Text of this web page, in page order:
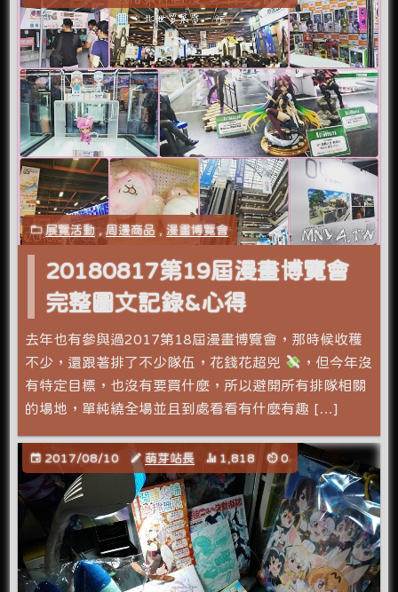
展覽活動,周邊商品 , 漫畫博覽會
20180817第19屆漫畫博覽會
完整圖文記錄&心得
去年也有參與過2017第18屆漫畫博覽會，那時候收穫
不少，還跟著排了不少隊伍，花錢花超兇
，但今年沒
有特定目標，也沒有要買什麼，所以避開所有排隊相關
的場地，單純繞全場並且到處看看有什麼有趣 […]
2017/08/10 萌芽站長 1,818 0